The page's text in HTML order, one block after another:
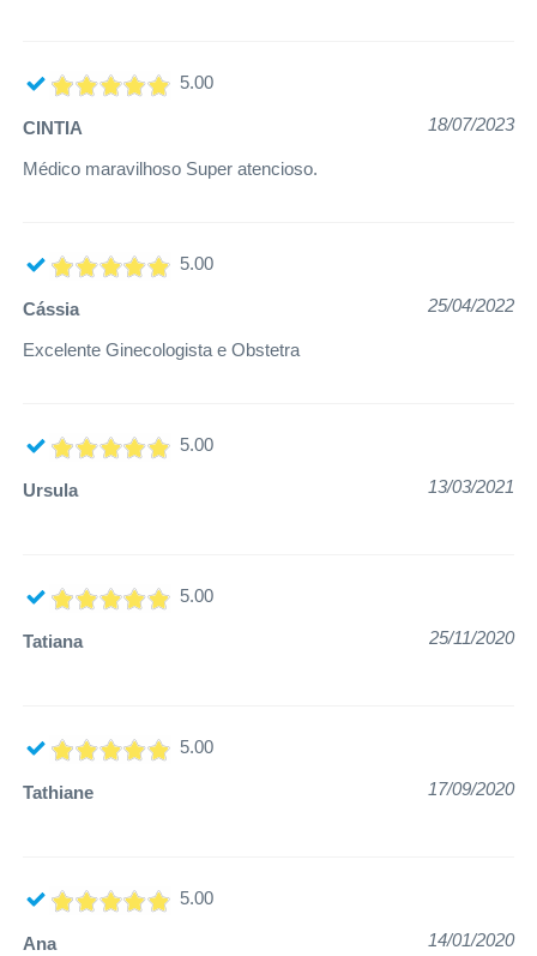
5.00
CINTIA 18/07/2023
Médico maravilhoso Super atencioso.
5.00
Cássia 25/04/2022
Excelente Ginecologista e Obstetra ️
5.00
Ursula 13/03/2021
5.00
Tatiana 25/11/2020
5.00
Tathiane 17/09/2020
5.00
Ana 14/01/2020